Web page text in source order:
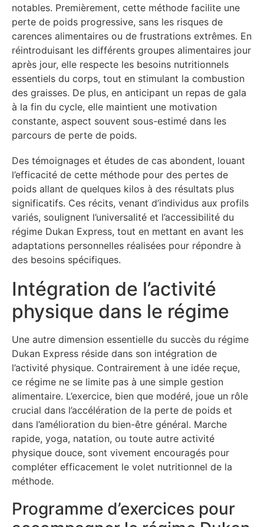
notables. Premièrement, cette méthode facilite une
perte de poids progressive, sans les risques de
carences alimentaires ou de frustrations extrêmes. En
réintroduisant les différents groupes alimentaires jour
après jour, elle respecte les besoins nutritionnels
essentiels du corps, tout en stimulant la combustion
des graisses. De plus, en anticipant un repas de gala
à la fin du cycle, elle maintient une motivation
constante, aspect souvent sous-estimé dans les
parcours de perte de poids.
Des témoignages et études de cas abondent, louant
l’efficacité de cette méthode pour des pertes de
poids allant de quelques kilos à des résultats plus
significatifs. Ces récits, venant d’individus aux profils
variés, soulignent l’universalité et l’accessibilité du
régime Dukan Express, tout en mettant en avant les
adaptations personnelles réalisées pour répondre à
des besoins spécifiques.
Intégration de l’activité
physique dans le régime
Une autre dimension essentielle du succès du régime
Dukan Express réside dans son intégration de
l’activité physique. Contrairement à une idée reçue,
ce régime ne se limite pas à une simple gestion
alimentaire. L’exercice, bien que modéré, joue un rôle
crucial dans l’accélération de la perte de poids et
dans l’amélioration du bien-être général. Marche
rapide, yoga, natation, ou toute autre activité
physique douce, sont vivement encouragés pour
compléter efficacement le volet nutritionnel de la
méthode.
Programme d’exercices pour